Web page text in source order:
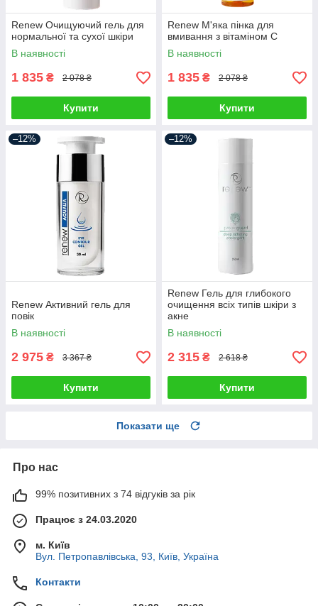
Renew Очищуючий гель для
нормальної та сухої шкіри
В наявності
1 835 ₴ 2 078 ₴
Купити
Renew М'яка пінка для
вмивання з вітаміном С
В наявності
1 835 ₴ 2 078 ₴
Купити
–12%
Renew Активний гель для
повік
В наявності
2 975 ₴ 3 367 ₴
Купити
–12%
Renew Гель для глибокого
очищення всіх типів шкіри з
акне
В наявності
2 315 ₴ 2 618 ₴
Купити
Показати ще
Про нас
99% позитивних з 74 відгуків за рік
Працює з 24.03.2020
м. Київ
Вул. Петропавлівська, 93, Київ, Україна
Контакти